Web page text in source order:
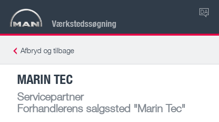
Værkstedssøgning
DA
Afbryd og tilbage
MARIN TEC
Servicepartner
Forhandlerens salgssted "Marin Tec"